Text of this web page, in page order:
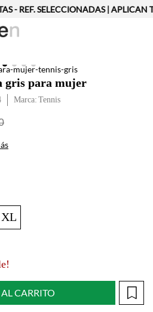
- REF. SELECCIONADAS | APLICAN
gris para mujer
Tennis
XL
CARRITO